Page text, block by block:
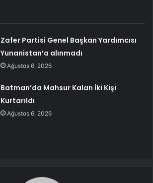
Zafer Partisi Genel Başkan Yardımcısı
Yunanistan’a alınmadı
Ağustos 6, 2026
Batman’da Mahsur Kalan İki Kişi
Kurtarıldı
Ağustos 6, 2026